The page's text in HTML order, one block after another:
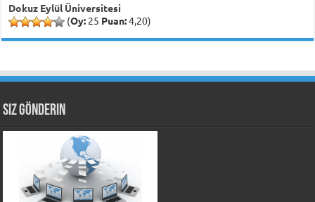
Dokuz Eylül Üniversitesi
(Oy: 25 Puan:4,20)
Siz Gönderin